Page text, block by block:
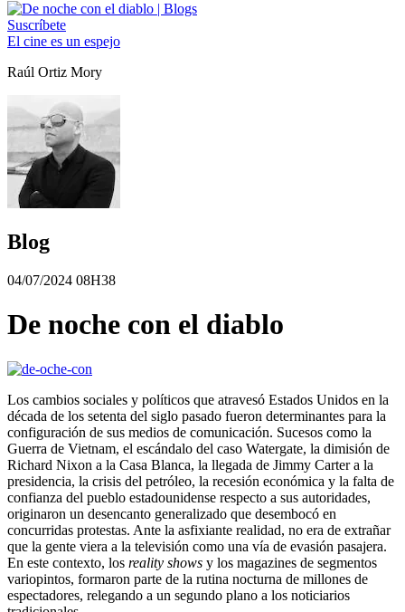
Suscríbete
El cine es un espejo
Raúl Ortiz Mory
Blog
04/07/2024 08H38
De noche con el diablo
Los cambios sociales y políticos que atravesó Estados Unidos en la
década de los setenta del siglo pasado fueron determinantes para la
configuración de sus medios de comunicación. Sucesos como la
Guerra de Vietnam, el escándalo del caso Watergate, la dimisión de
Richard Nixon a la Casa Blanca, la llegada de Jimmy Carter a la
presidencia, la crisis del petróleo, la recesión económica y la falta de
confianza del pueblo estadounidense respecto a sus autoridades,
originaron un desencanto generalizado que desembocó en
concurridas protestas. Ante la asfixiante realidad, no era de extrañar
que la gente viera a la televisión como una vía de evasión pasajera.
En este contexto, los reality shows y los magazines de segmentos
variopintos, formaron parte de la rutina nocturna de millones de
espectadores, relegando a un segundo plano a los noticiarios